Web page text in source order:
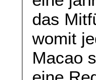
das
womit
Macao